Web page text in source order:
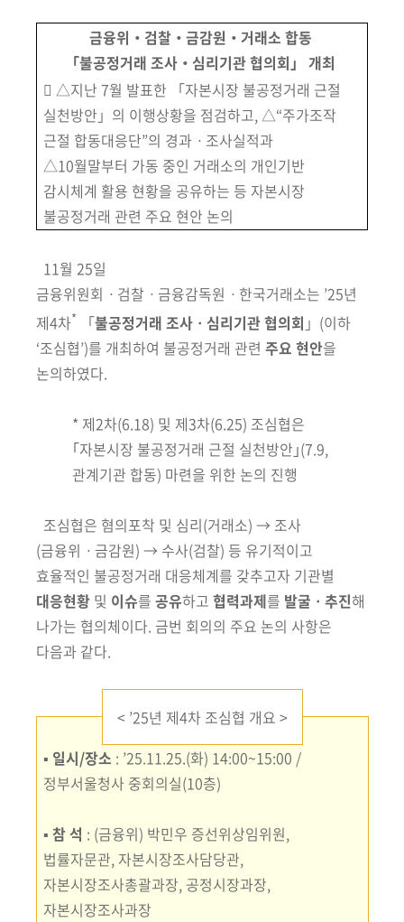
금융위‧검찰‧금감원‧거래소 합동
「불공정거래 조사‧심리기관 협의회」 개최
󰋼 △지난 7월 발표한 「자본시장 불공정거래 근절
실천방안」의 이행상황을 점검하고, △“주가조작
근절 합동대응단”의 경과ㆍ조사실적과
△10월말부터 가동 중인 거래소의 개인기반
감시체계 활용 현황을 공유하는 등 자본시장
불공정거래 관련 주요 현안 논의
11월 25일
금융위원회ㆍ검찰ㆍ금융감독원ㆍ한국거래소는 ’25년
제4차* 「불공정거래 조사ㆍ심리기관 협의회 」 (이하
‘조심협’)를 개최하여 불공정거래 관련 주요 현안을
논의하였다.
* 제2차(6.18) 및 제3차(6.25) 조심협은
｢자본시장 불공정거래 근절 실천방안｣(7.9,
관계기관 합동) 마련을 위한 논의 진행
조심협은 혐의포착 및 심리(거래소) → 조사
(금융위ㆍ금감원) → 수사(검찰) 등 유기적이고
효율적인 불공정거래 대응체계를 갖추고자 기관별
대응현황 및 이슈를 공유하고 협력과제를 발굴ㆍ추진해
나가는 협의체이다. 금번 회의의 주요 논의 사항은
다음과 같다.
< ’25년 제4차 조심협 개요 >
▪ 일시/장소 : ’25.11.25.(화) 14:00~15:00 /
정부서울청사 중회의실(10층)
▪ 참 석 : (금융위) 박민우 증선위상임위원,
법률자문관, 자본시장조사담당관,
자본시장조사총괄과장, 공정시장과장,
자본시장조사과장